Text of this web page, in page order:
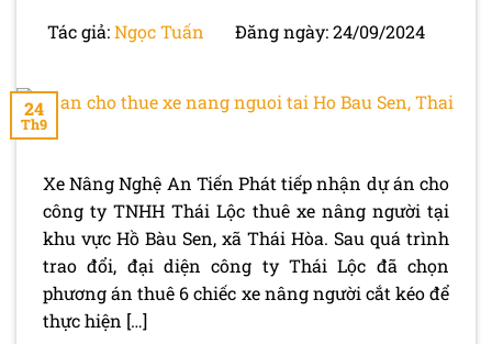
Tác giả:Ngọc Tuấn Đăng ngày: 24/09/2024
24
Th9
Xe Nâng Nghệ An Tiến Phát tiếp nhận dự án cho
công ty TNHH Thái Lộc thuê xe nâng người tại
khu vực Hồ Bàu Sen, xã Thái Hòa. Sau quá trình
trao đổi, đại diện công ty Thái Lộc đã chọn
phương án thuê 6 chiếc xe nâng người cắt kéo để
thực hiện […]